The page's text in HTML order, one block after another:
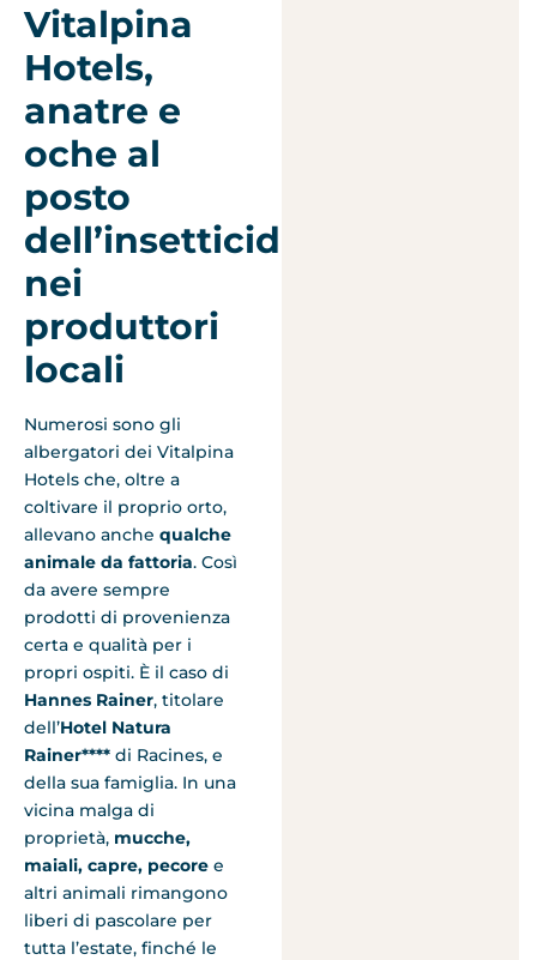
Vitalpina
Hotels,
anatre e
oche al
posto
dell’insetticida
nei
produttori
locali
Numerosi sono gli
albergatori dei Vitalpina
Hotels che, oltre a
coltivare il proprio orto,
allevano anche qualche
animale da fattoria. Così
da avere sempre
prodotti di provenienza
certa e qualità per i
propri ospiti. È il caso di
Hannes Rainer, titolare
dell’Hotel Natura
Rainer**** di Racines, e
della sua famiglia. In una
vicina malga di
proprietà, mucche,
maiali, capre, pecore e
altri animali rimangono
liberi di pascolare per
tutta l’estate, finché le